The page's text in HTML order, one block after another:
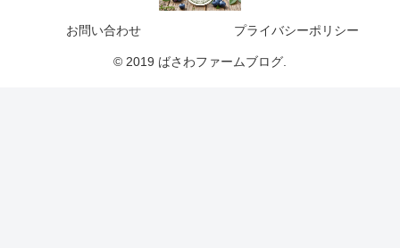
お問い合わせ プライバシーポリシー
© 2019 ばさわファームブログ.